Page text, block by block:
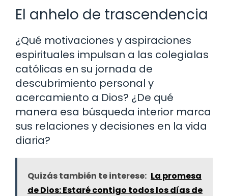
El anhelo de trascendencia
¿Qué motivaciones y aspiraciones
espirituales impulsan a las colegialas
católicas en su jornada de
descubrimiento personal y
acercamiento a Dios? ¿De qué
manera esa búsqueda interior marca
sus relaciones y decisiones en la vida
diaria?
Quizás también te interese: La promesa
de Dios: Estaré contigo todos los días de